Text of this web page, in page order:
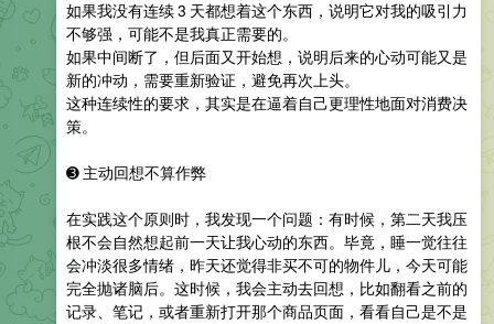
如果我没有连续 3 天都想着这个东西，说明它对我的吸引力
不够强，可能不是我真正需要的。
如果中间断了，但后面又开始想，说明后来的心动可能又是
新的冲动，需要重新验证，避免再次上头。
这种连续性的要求，其实是在逼着自己更理性地面对消费决
策。
➌ 主动回想不算作弊
在实践这个原则时，我发现一个问题：有时候，第二天我压
根不会自然想起前一天让我心动的东西。毕竟，睡一觉往往
会冲淡很多情绪，昨天还觉得非买不可的物件儿，今天可能
完全抛诸脑后。这时候，我会主动去回想，比如翻看之前的
记录、笔记，或者重新打开那个商品页面，看看自己是不是